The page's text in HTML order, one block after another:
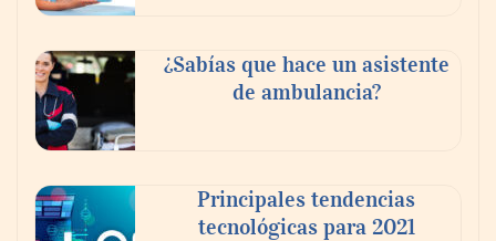
¿Sabías que hace un asistente
de ambulancia?
Principales tendencias
tecnológicas para 2021